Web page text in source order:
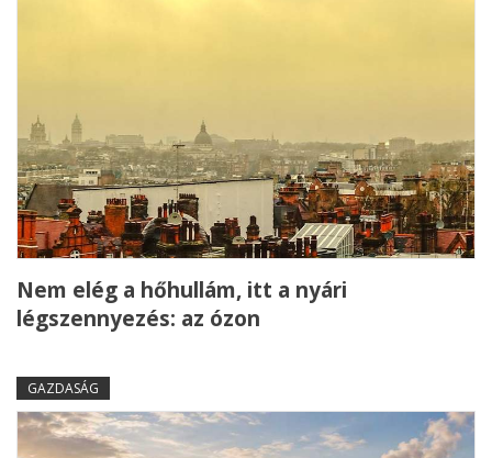
Nem elég a hőhullám, itt a nyári
légszennyezés: az ózon
GAZDASÁG